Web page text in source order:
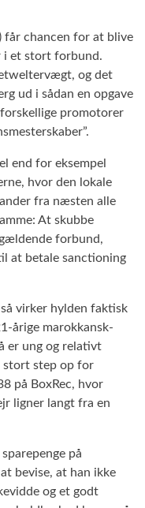
får chancen for at blive
i et stort forbund.
og det
ud i sådan en opgave
promotorer
end for eksempel
hvor den lokale
fra næsten alle
At skubbe
forbund,
at betale sanctioning
virker hylden faktisk
årige marokkansk-
er ung og relativt
stort step op for
på BoxRec, hvor
ligner langt fra en
på
bevise, at han ikke
og et godt